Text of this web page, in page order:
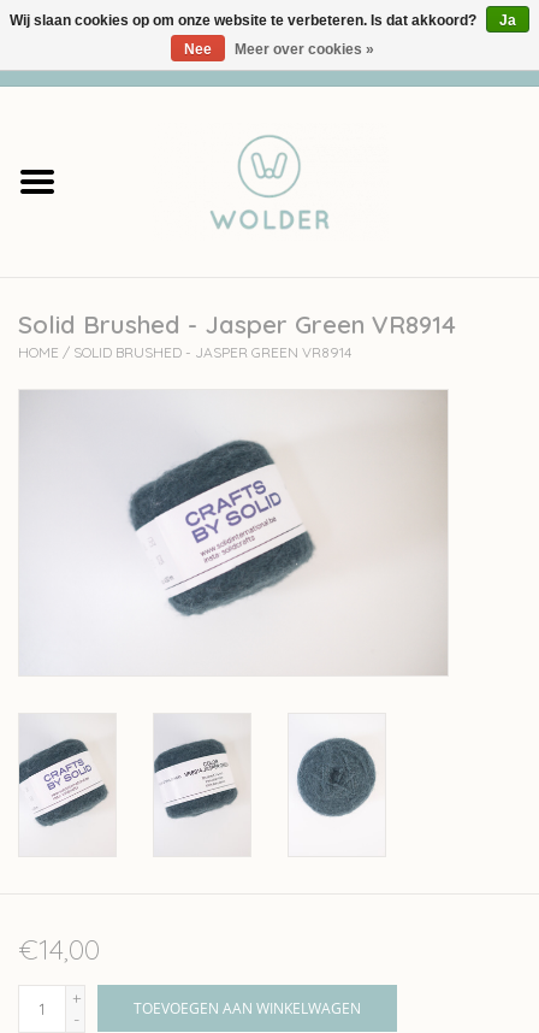
Garens
Accessoires
workshops
Solid Brushed - Jasper Green VR8914
HOME / SOLID BRUSHED - JASPER GREEN VR8914
€14,00
+
-
TOEVOEGEN AAN WINKELWAGEN
Wij slaan cookies op om onze website te verbeteren. Is dat akkoord?
Ja
Nee
Meer over cookies »